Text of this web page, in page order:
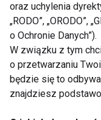
Jako
najmłodszych lat
dziecku
Wyeliminuj z jego
przekąski, napoje
jak najczęściej
oraz uchylenia
„RODO”, „ORODO”,
o Ochronie Danych”).
W związku z tym
o przetwarzaniu
będzie się to
znajdziesz